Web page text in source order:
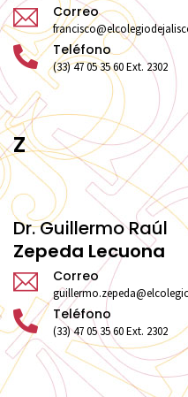
Correo
Teléfono
(33) 47 05 35 60 Ext. 2302
Z
Dr. Guillermo Raúl
Zepeda Lecuona
Correo
Teléfono
(33) 47 05 35 60 Ext. 2302